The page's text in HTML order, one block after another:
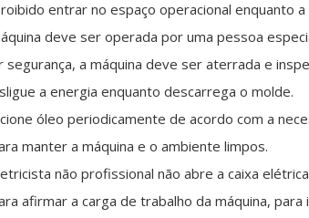
entrar no espaço operacional enquanto
deve ser operada por uma pessoa
segurança, a máquina deve ser aterrada e
a energia enquanto descarrega o molde.
óleo periodicamente de acordo com a
manter a máquina e o ambiente limpos.
não profissional não abre a caixa
afirmar a carga de trabalho da máquina,